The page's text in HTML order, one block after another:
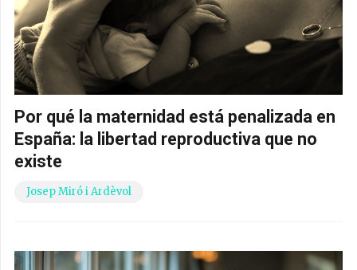
Por qué la maternidad está penalizada en
España: la libertad reproductiva que no
existe
Josep Miró i Ardèvol